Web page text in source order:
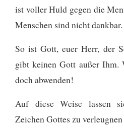
ist voller Huld gegen die
Menschen sind nicht dankbar.
So ist Gott, euer Herr, der
gibt keinen Gott außer
doch abwenden!
Auf diese Weise lassen
Zeichen Gottes zu